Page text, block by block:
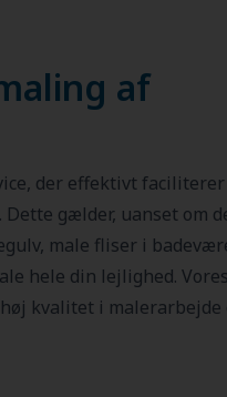
af
der effektivt
gælder, uanset om
male fliser i
hele din lejlighed.
kvalitet i malerarbejde